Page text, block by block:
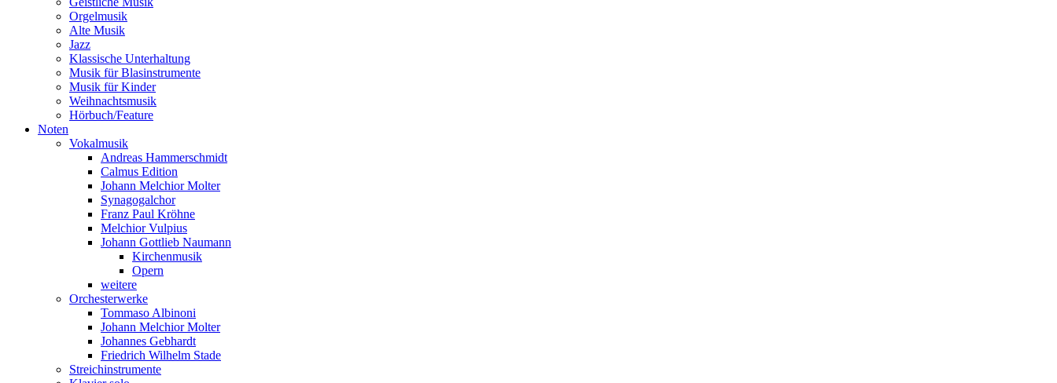
Orgelmusik
Alte Musik
Jazz
Klassische Unterhaltung
Musik für Blasinstrumente
Musik für Kinder
Weihnachtsmusik
Hörbuch/Feature
Noten
Vokalmusik
Andreas Hammerschmidt
Calmus Edition
Johann Melchior Molter
Synagogalchor
Franz Paul Kröhne
Melchior Vulpius
Johann Gottlieb Naumann
Kirchenmusik
Opern
weitere
Orchesterwerke
Tommaso Albinoni
Johann Melchior Molter
Johannes Gebhardt
Friedrich Wilhelm Stade
Streichinstrumente